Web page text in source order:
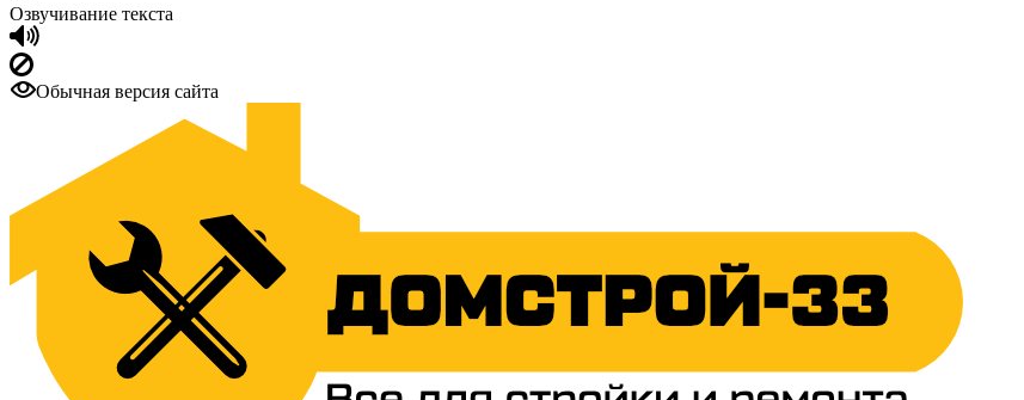
Озвучивание текста
Обычная версия сайта